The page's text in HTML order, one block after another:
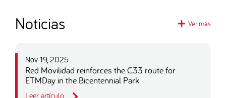
Noticias Ver más
Nov 19, 2025
Red Movilidad reinforces the C33 route for
ETMDay in the Bicentennial Park
Leer artículo